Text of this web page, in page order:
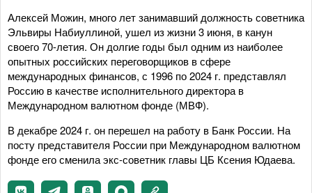
Алексей Можин, много лет занимавший должность советника
Эльвиры Набиуллиной, ушел из жизни 3 июня, в канун
своего 70-летия. Он долгие годы был одним из наиболее
опытных российских переговорщиков в сфере
международных финансов, с 1996 по 2024 г. представлял
Россию в качестве исполнительного директора в
Международном валютном фонде (МВФ).
В декабре 2024 г. он перешел на работу в Банк России. На
посту представителя России при Международном валютном
фонде его сменила экс-советник главы ЦБ Ксения Юдаева.